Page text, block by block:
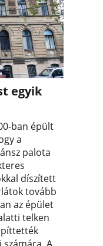
egyik
ban épült
a
palota
díszített
tovább
az épület
telken
számára. A